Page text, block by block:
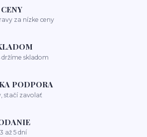
za nízke ceny
držíme skladom
PODPORA
stačí zavolať
až 5 dní